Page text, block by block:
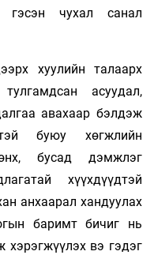
гэсэн чухал санал
хуулийн талаарх
асуудал,
авахаар бэлдэж
буюу хөгжлийн
бусад дэмжлэг
хүүхдүүдтэй
анхаарал хандуулах
баримт бичиг нь
хэрэгжүүлэх вэ гэдэг